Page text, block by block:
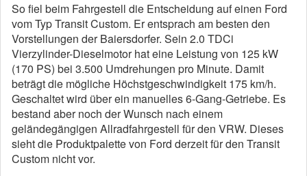
So fiel beim Fahrgestell die Entscheidung auf einen Ford
vom Typ Transit Custom. Er entsprach am besten den
Vorstellungen der Baiersdorfer. Sein 2.0 TDCi
Vierzylinder-Dieselmotor hat eine Leistung von 125 kW
(170 PS) bei 3.500 Umdrehungen pro Minute. Damit
beträgt die mögliche Höchstgeschwindigkeit 175 km/h.
Geschaltet wird über ein manuelles 6-Gang-Getriebe. Es
bestand aber noch der Wunsch nach einem
geländegängigen Allradfahrgestell für den VRW. Dieses
sieht die Produktpalette von Ford derzeit für den Transit
Custom nicht vor.